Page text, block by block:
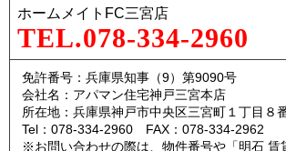
ホームメイトFC三宮店
TEL.078-334-2960
免許番号：兵庫県知事（9）第9090号
会社名：アパマン住宅神戸三宮本店
所在地：兵庫県神戸市中央区三宮町１丁目８
Tel：078-334-2960 FAX：078-334-2962
※お問い合わせの際は、物件番号や「明石